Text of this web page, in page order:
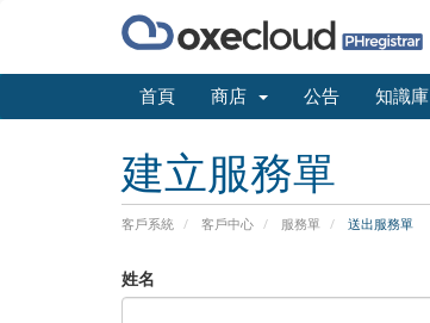
首頁 商店 公告 知識庫
建立服務單
客戶系統 客戶中心 服務單 送出服務單
姓名